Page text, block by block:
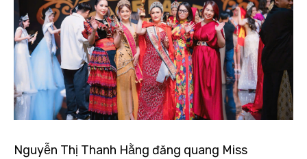
Nguyễn Thị Thanh Hằng đăng quang Miss